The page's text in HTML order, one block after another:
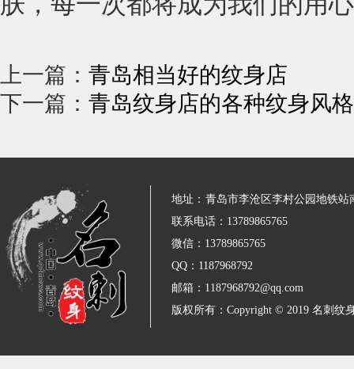
上一篇： 青岛相当好的纹身店
下一篇： 青岛纹身店的各种纹身风
地址： 青岛市李沧区李村公园地铁站
联系电话：13789865765
微信：13789865765
QQ：1187968792
邮箱：1187968792@qq.com
版权所有：Copyright © 2019 名刺纹